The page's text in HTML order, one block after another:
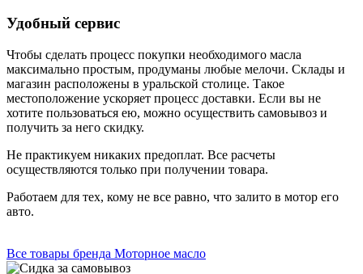
Удобный сервис
Чтобы сделать процесс покупки необходимого масла
максимально простым, продуманы любые мелочи. Склады и
магазин расположены в уральской столице. Такое
местоположение ускоряет процесс доставки. Если вы не
хотите пользоваться ею, можно осуществить самовывоз и
получить за него скидку.
Не практикуем никаких предоплат. Все расчеты
осуществляются только при получении товара.
Работаем для тех, кому не все равно, что залито в мотор его
авто.
Все товары бренда Моторное масло